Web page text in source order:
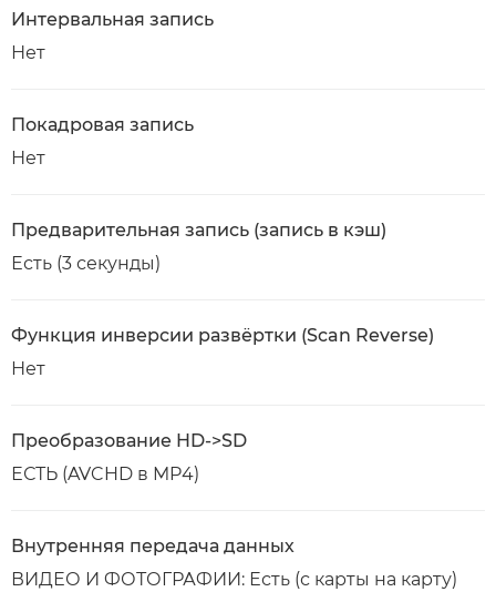
Интервальная запись
Нет
Покадровая запись
Нет
Предварительная запись (запись в кэш)
Есть (3 секунды)
Функция инверсии развёртки (Scan Reverse)
Нет
Преобразование HD->SD
ЕСТЬ (AVCHD в MP4)
Внутренняя передача данных
ВИДЕО И ФОТОГРАФИИ: Есть (с карты на карту)